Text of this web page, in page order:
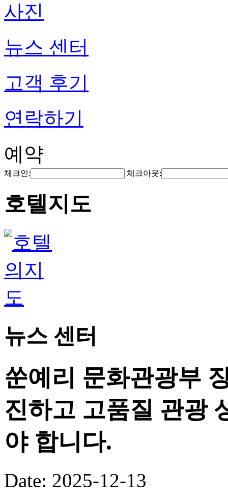
사진
뉴스 센터
고객 후기
연락하기
예약
체크인: 체크아웃:
호텔지도
뉴스 센터
쑨예리 문화관광부
진하고 고품질 관광
야 합니다.
Date: 2025-12-13